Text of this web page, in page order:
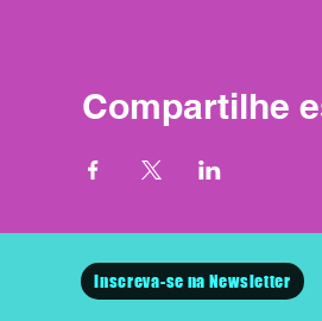
Compartilhe
Inscreva-se na Newsletter